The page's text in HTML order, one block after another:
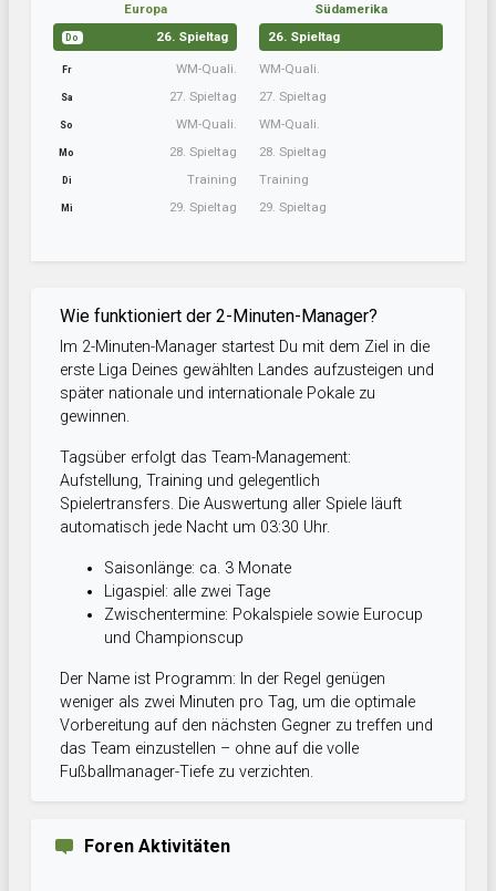
Europa
Do 26. Spieltag
Fr WM-Quali.
Sa 27. Spieltag
So WM-Quali.
Mo 28. Spieltag
Di Training
Mi 29. Spieltag
Südamerika
26. Spieltag
WM-Quali.
27. Spieltag
WM-Quali.
28. Spieltag
Training
29. Spieltag
Wie funktioniert der 2-Minuten-Manager?
Im 2-Minuten-Manager startest Du mit dem Ziel in die
erste Liga Deines gewählten Landes aufzusteigen und
später nationale und internationale Pokale zu
gewinnen.
Tagsüber erfolgt das Team-Management:
Aufstellung, Training und gelegentlich
Spielertransfers. Die Auswertung aller Spiele läuft
automatisch jede Nacht um 03:30 Uhr.
Saisonlänge: ca. 3 Monate
Ligaspiel: alle zwei Tage
Zwischentermine: Pokalspiele sowie Eurocup
und Championscup
Der Name ist Programm: In der Regel genügen
weniger als zwei Minuten pro Tag, um die optimale
Vorbereitung auf den nächsten Gegner zu treffen und
das Team einzustellen – ohne auf die volle
Fußballmanager-Tiefe zu verzichten.
Foren Aktivitäten